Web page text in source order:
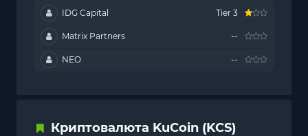
IDG Capital Tier 3
Matrix Partners --
NEO --
Криптовалюта KuCoin (KCS)